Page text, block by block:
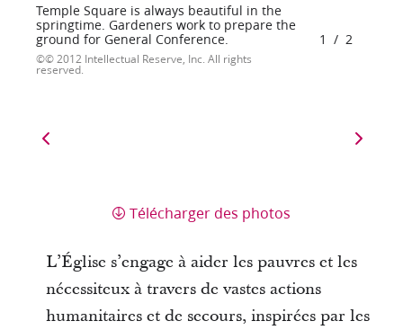
Temple Square is always beautiful in the
springtime. Gardeners work to prepare the
ground for General Conference.
© 2012 Intellectual Reserve, Inc. All rights
reserved.
1 / 2
Télécharger des photos
L’Église s’engage à aider les pauvres et les
nécessiteux à travers de vastes actions
humanitaires et de secours, inspirées par les